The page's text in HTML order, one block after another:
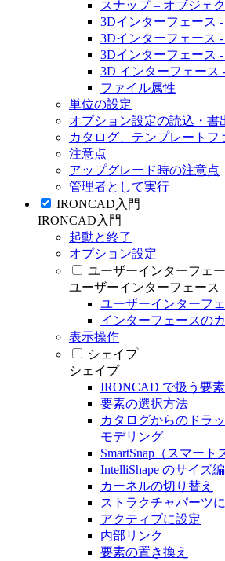
スナップ – オブジェ
3Dインターフェース -
3Dインターフェース
3Dインターフェース
3D インターフェース
ファイル属性
単位の設定
オプション設定の読込・書
カタログ、テンプレートフ
注意点
アップグレード時の注意点
管理者として実行
IRONCAD入門
IRONCAD入門
起動と終了
オプション設定
ユーザーインターフェ
ユーザーインターフェース
ユーザーインターフ
インターフェースの
表示操作
シェイプ
シェイプ
IRONCAD で扱う要素
要素の選択方法
カタログからのドラ
モデリング
SmartSnap（スマー
IntelliShape のサイズ
カーネルの切り替え
ストラクチャパーツ
アクティブに設定
内部リンク
要素の置き換え